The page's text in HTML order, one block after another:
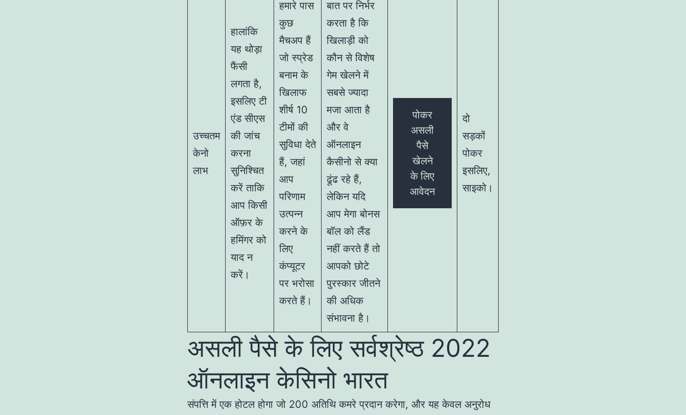
उच्चतम
केनो
लाभ
हालांकि
यह थोड़ा
फैंसी
लगता है,
इसलिए टी
एंड सीएस
की जांच
करना
सुनिश्चित
करें ताकि
आप किसी
ऑफ़र के
हमिंगर को
याद न
करें।
हमारे पास
कुछ
मैचअप हैं
जो स्प्रेड
बनाम के
खिलाफ
शीर्ष 10
टीमों की
सुविधा देते
हैं, जहां
आप
परिणाम
उत्पन्न
करने के
लिए
कंप्यूटर
पर भरोसा
करते हैं।
बात पर निर्भर
करता है कि
खिलाड़ी को
कौन से विशेष
गेम खेलने में
सबसे ज्यादा
मजा आता है
और वे
ऑनलाइन
कैसीनो से क्या
ढूंढ रहे हैं,
लेकिन यदि
आप मेगा बोनस
बॉल को लैंड
नहीं करते हैं तो
आपको छोटे
पुरस्कार जीतने
की अधिक
संभावना है।
पोकर
असली
पैसे
खेलने
के लिए
आवेदन
दो
सड़कों
पोकर
इसलिए,
साइको।
असली पैसे के लिए सर्वश्रेष्ठ 2022
ऑनलाइन केसिनो भारत
संपत्ति में एक होटल होगा जो 200 अतिथि कमरे प्रदान करेगा, और यह केवल अनुरोध